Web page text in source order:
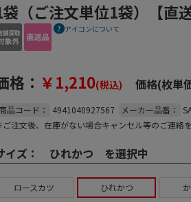
袋（ご注文単位1袋）【直送
アイコンについて
格： ￥1,210(税込) 価格(枚単
商品コード： 4941040927567 メーカー品番：
注文後、在庫がない場合キャンセル等のご連絡
イズ： ひれかつ を選択中
ロースカツ ひれかつ